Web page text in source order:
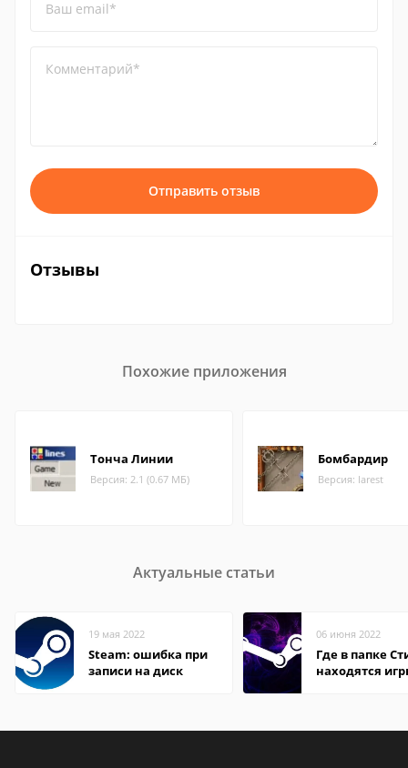
Ваш email*
Комментарий*
Отправить отзыв
Отзывы
Похожие приложения
Тонча Линии
Версия: 2.1 (0.67 МБ)
Бомбардир
Версия: larest
Актуальные статьи
19 мая 2022
Steam: ошибка при
записи на диск
06 июня 2022
Где в папке
находятся